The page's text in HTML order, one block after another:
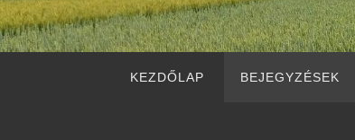
KEZDŐLAP
BEJEGYZÉSEK